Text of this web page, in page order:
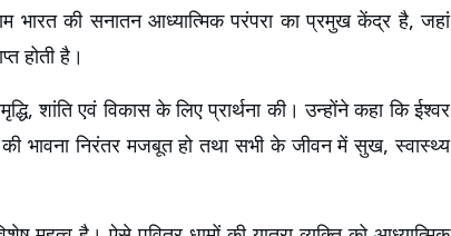
भारत की सनातन आध्यात्मिक परंपरा का प्रमुख केंद्र है, जहां
होती है।
शांति एवं विकास के लिए प्रार्थना की। उन्होंने कहा कि ईश्वर
भावना निरंतर मजबूत हो तथा सभी के जीवन में सुख, स्वास्थ्य